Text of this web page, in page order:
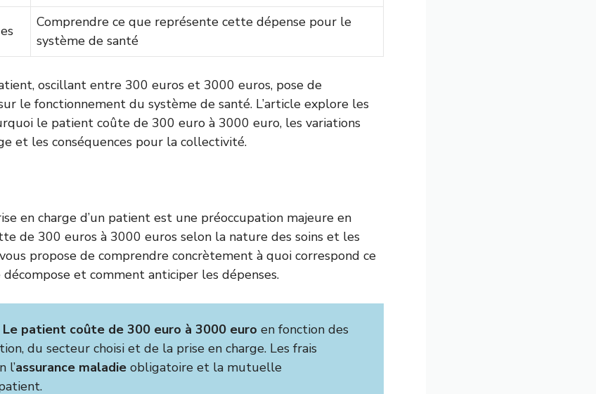
Comprendre ce que représente cette dépense pour le
système de santé
oscillant entre 300 euros et 3000 euros, pose de
le fonctionnement du système de santé. L’article explore les
le patient coûte de 300 euro à 3000 euro, les variations
et les conséquences pour la collectivité.
en charge d’un patient est une préoccupation majeure en
de 300 euros à 3000 euros selon la nature des soins et les
propose de comprendre concrètement à quoi correspond ce
et comment anticiper les dépenses.
Le patient coûte de 300 euro à 3000 euro en fonction des
du secteur choisi et de la prise en charge. Les frais
l’assurance maladie obligatoire et la mutuelle